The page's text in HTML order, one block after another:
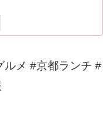
メ #京都ランチ #